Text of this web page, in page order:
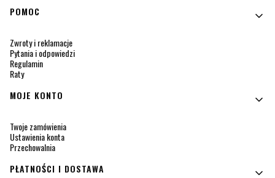
Linki w stopce
POMOC
Zwroty i reklamacje
Pytania i odpowiedzi
Regulamin
Raty
MOJE KONTO
Twoje zamówienia
Ustawienia konta
Przechowalnia
PŁATNOŚCI I DOSTAWA